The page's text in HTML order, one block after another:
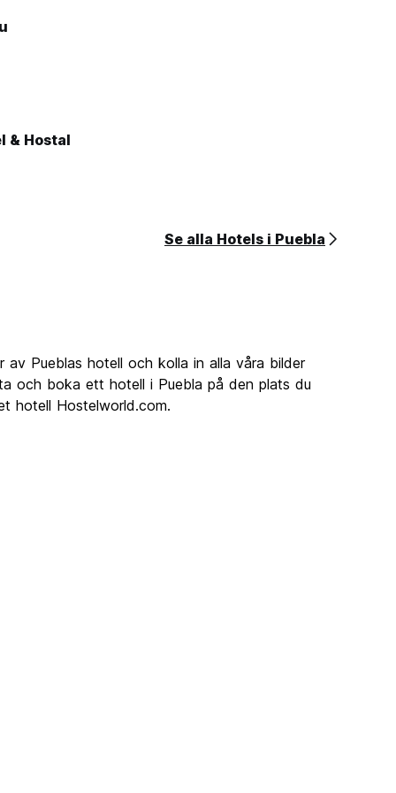
& Hostal
Se alla Hotels i Puebla
Pueblas hotell och kolla in alla våra bilder
och boka ett hotell i Puebla på den plats du
hotell Hostelworld.com.